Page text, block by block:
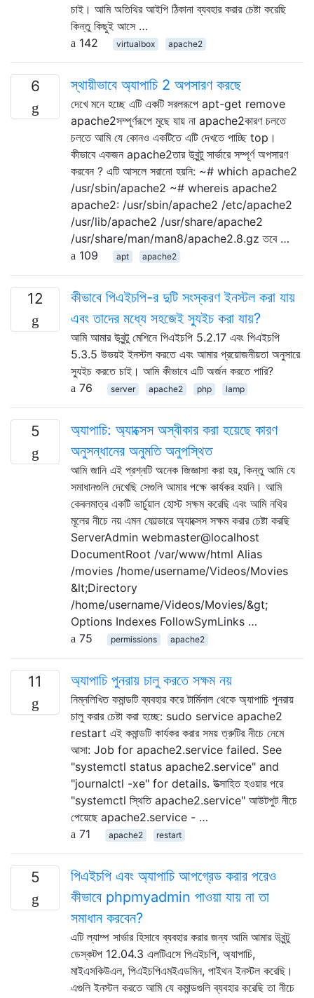
চাই। আমি অতিথির আইপি ঠিকানা ব্যবহার করার চেষ্টা করেছি
কিন্তু কিছুই আসে …
142
virtualbox apache2
6 স্থায়ীভাবে অ্যাপাচি 2 অপসারণ করছে
দেখে মনে হচ্ছে এটি একটি সরলরূপে apt-get remove
apache2সম্পূর্ণরূপে মুছে যায় না apache2কারণ চলতে
চলতে আমি যে কোনও একটিতে এটি দেখতে পাচ্ছি top।
কীভাবে একজন apache2তার উবুন্টু সার্ভারে সম্পূর্ণ অপসারণ
করবেন ? এটি আসলে সরানো হয়নি: ~# which apache2
/usr/sbin/apache2 ~# whereis apache2
apache2: /usr/sbin/apache2 /etc/apache2
/usr/lib/apache2 /usr/share/apache2
/usr/share/man/man8/apache2.8.gz তবে …
109
apt apache2
12
কীভাবে পিএইচপি-র দুটি সংস্করণ ইনস্টল করা যায়
এবং তাদের মধ্যে সহজেই স্যুইচ করা যায়?
আমি আমার উবুন্টু মেশিনে পিএইচপি 5.2.17 এবং পিএইচপি
5.3.5 উভয়ই ইনস্টল করতে এবং আমার প্রয়োজনীয়তা অনুসারে
স্যুইচ করতে চাই। আমি কীভাবে এটি অর্জন করতে পারি?
76
server apache2 php lamp
5
অ্যাপাচি: অ্যাক্সেস অস্বীকার করা হয়েছে কারণ
অনুসন্ধানের অনুমতি অনুপস্থিত
আমি জানি এই প্রশ্নটি অনেক জিজ্ঞাসা করা হয়, কিন্তু আমি যে
সমাধানগুলি দেখেছি সেগুলি আমার পক্ষে কার্যকর হয়নি। আমি
কেবলমাত্র একটি ভার্চুয়াল হোস্ট সক্ষম করেছি এবং আমি নথির
মূলের নীচে নয় এমন ফোল্ডারে অ্যাক্সেস সক্ষম করার চেষ্টা করছি
ServerAdmin webmaster@localhost
DocumentRoot /var/www/html Alias
/movies /home/username/Videos/Movies
&lt;Directory
/home/username/Videos/Movies/&gt;
Options Indexes FollowSymLinks …
75
permissions apache2
11 অ্যাপাচি পুনরায় চালু করতে সক্ষম নয়
নিম্নলিখিত কমান্ডটি ব্যবহার করে টার্মিনাল থেকে অ্যাপাচি পুনরায়
চালু করার চেষ্টা করা হচ্ছে: sudo service apache2
restart এই কমান্ডটি কার্যকর করার সময় ত্রুটির নীচে নেমে
আসা: Job for apache2.service failed. See
"systemctl status apache2.service" and
"journalctl -xe" for details. উত্সাহিত হওয়ার পরে
"systemctl স্থিতি apache2.service" আউটপুট নীচে
পেয়েছে apache2.service - …
71
apache2 restart
5
পিএইচপি এবং অ্যাপাচি আপগ্রেড করার পরেও
কীভাবে phpmyadmin পাওয়া যায় না তা
সমাধান করবেন?
এটি ল্যাম্প সার্ভার হিসাবে ব্যবহার করার জন্য আমি আমার উবুন্টু
ডেস্কটপ 12.04.3 এলটিএসে পিএইচপি, অ্যাপাচি,
মাইএসকিউএল, পিএইচপিএমইএডমিন, পাইথন ইনস্টল করেছি।
এগুলি ইনস্টল করতে আমি যে কমান্ডগুলি ব্যবহার করেছি তা নীচে